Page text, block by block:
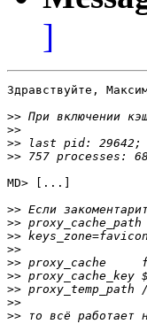
]
Здравствуйте,
>>
>>
>>
>>
MD> [...]
>>
>>
>>
>>
>>
>>
>>
>>
>>